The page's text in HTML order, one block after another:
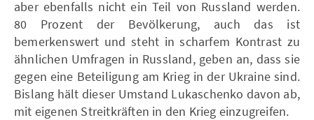
aber ebenfalls nicht ein Teil von Russland werden.
80 Prozent der Bevölkerung, auch das ist
bemerkenswert und steht in scharfem Kontrast zu
ähnlichen Umfragen in Russland, geben an, dass sie
gegen eine Beteiligung am Krieg in der Ukraine sind.
Bislang hält dieser Umstand Lukaschenko davon ab,
mit eigenen Streitkräften in den Krieg einzugreifen.